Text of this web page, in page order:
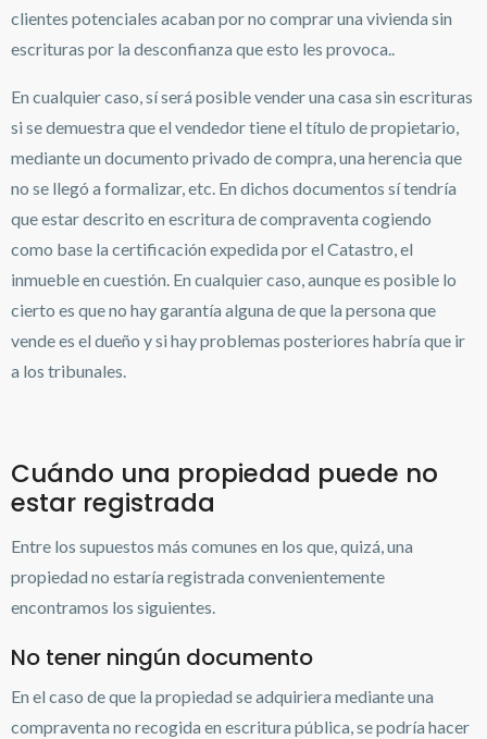
clientes potenciales acaban por no comprar una vivienda sin
escrituras por la desconfianza que esto les provoca..
En cualquier caso, sí será posiblevender una casa sin escrituras
si se demuestra que el vendedor tiene el título de propietario,
mediante un documento privado de compra, una herencia que
no se llegó a formalizar, etc. En dichos documentos sí tendría
que estar descrito en escritura de compraventa cogiendo
como base la certificación expedida por el Catastro, el
inmueble en cuestión. En cualquier caso, aunque es posible lo
cierto es que no hay garantía alguna de que la persona que
vende es el dueño y si hay problemas posteriores habría que ir
a los tribunales.
Cuándo una propiedad puede no
estar registrada
Entre los supuestos más comunes en los que, quizá, una
propiedad no estaría registrada convenientemente
encontramos los siguientes.
No tener ningún documento
En el caso de que la propiedad se adquiriera mediante una
compraventa no recogida en escritura pública, se podría hacer